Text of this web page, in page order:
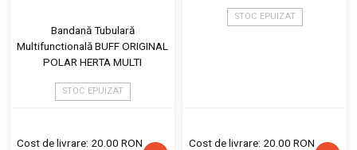
Bandană Tubulară
Multifunctională BUFF ORIGINAL
POLAR HERTA MULTI
STOC EPUIZAT
Cost de livrare: 20.00 RON
STOC EPUIZAT
Cost de livrare: 20.00 RON